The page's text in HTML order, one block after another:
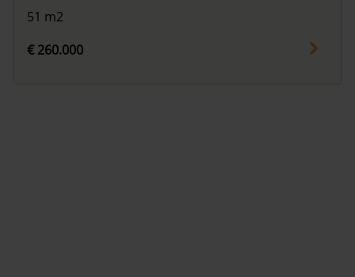
51 m2
€ 260.000